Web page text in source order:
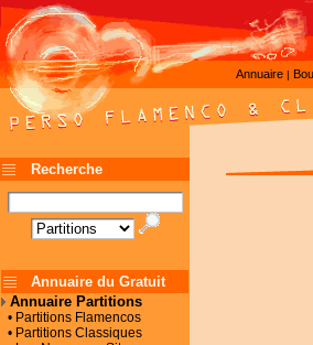
Annuaire |
Recherche
Annuaire du Gratuit
Annuaire Partitions
• Partitions Flamencos
• Partitions Classiques